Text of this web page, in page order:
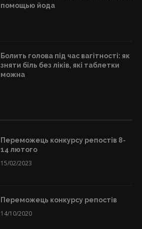
помощью йода
Болить голова під час вагітності: як
зняти біль без ліків, які таблетки
можна
Переможець конкурсу репостів 8-
14 лютого
15/02/2023
Переможець конкурсу репостів
14/10/2020